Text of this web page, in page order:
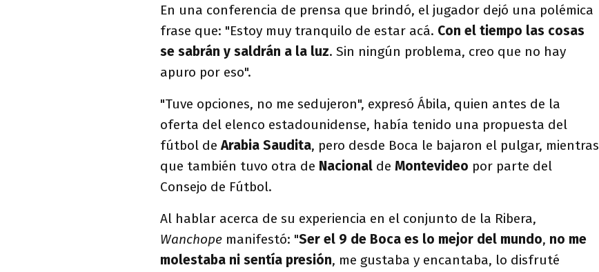
En una conferencia de prensa que brindó, el jugador dejó una polémica
frase que: "Estoy muy tranquilo de estar acá. Con el tiempo las cosas
se sabrán y saldrán a la luz. Sin ningún problema, creo que no hay
apuro por eso".
"Tuve opciones, no me sedujeron", expresó Ábila, quien antes de la
oferta del elenco estadounidense, había tenido una propuesta del
fútbol de Arabia Saudita, pero desde Boca le bajaron el pulgar, mientras
que también tuvo otra de Nacional de Montevideo por parte del
Consejo de Fútbol.
Al hablar acerca de su experiencia en el conjunto de la Ribera,
Wanchope manifestó: "Ser el 9 de Boca es lo mejor del mundo, no me
molestaba ni sentía presión, me gustaba y encantaba, lo disfruté